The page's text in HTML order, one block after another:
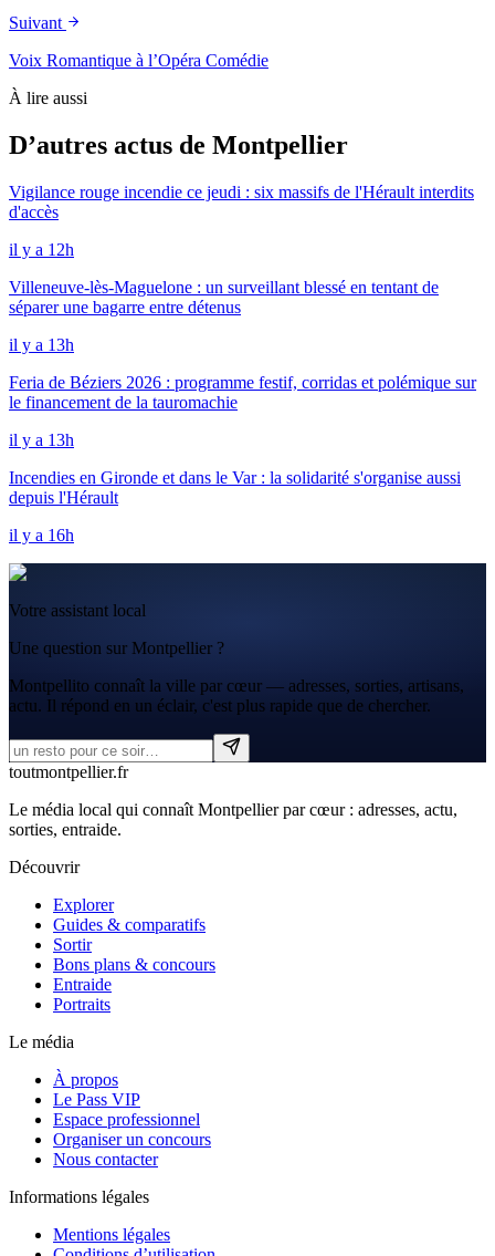
Suivant
Voix Romantique à l’Opéra Comédie
À lire aussi
D’autres actus de Montpellier
Vigilance rouge incendie ce jeudi : six massifs de l'Hérault interdits
d'accès
il y a 12h
Villeneuve-lès-Maguelone : un surveillant blessé en tentant de
séparer une bagarre entre détenus
il y a 13h
Feria de Béziers 2026 : programme festif, corridas et polémique sur
le financement de la tauromachie
il y a 13h
Incendies en Gironde et dans le Var : la solidarité s'organise aussi
depuis l'Hérault
il y a 16h
Votre assistant local
Une question sur Montpellier ?
Montpellito connaît la ville par cœur — adresses, sorties, artisans,
actu. Il répond en un éclair, c'est plus rapide que de chercher.
toutmontpellier.fr
Le média local qui connaît Montpellier par cœur : adresses, actu,
sorties, entraide.
Découvrir
Explorer
Guides & comparatifs
Sortir
Bons plans & concours
Entraide
Portraits
Le média
À propos
Le Pass VIP
Espace professionnel
Organiser un concours
Nous contacter
Informations légales
Mentions légales